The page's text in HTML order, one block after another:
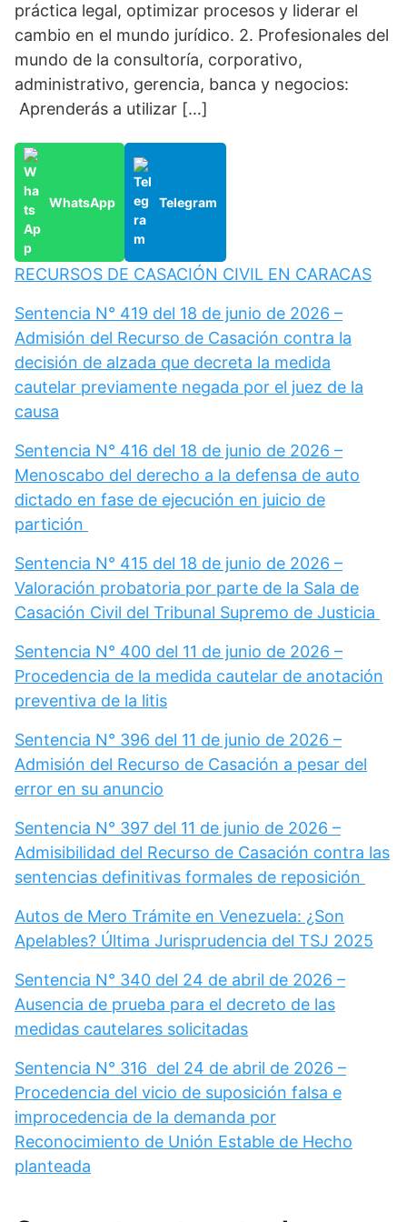
práctica legal, optimizar procesos y liderar el
cambio en el mundo jurídico. 2. Profesionales del
mundo de la consultoría, corporativo,
administrativo, gerencia, banca y negocios:
Aprenderás a utilizar […]
WhatsApp Telegram
RECURSOS DE CASACIÓN CIVIL EN CARACAS
Sentencia N° 419 del 18 de junio de 2026 –
Admisión del Recurso de Casación contra la
decisión de alzada que decreta la medida
cautelar previamente negada por el juez de la
causa
Sentencia N° 416 del 18 de junio de 2026 –
Menoscabo del derecho a la defensa de auto
dictado en fase de ejecución en juicio de
partición
Sentencia N° 415 del 18 de junio de 2026 –
Valoración probatoria por parte de la Sala de
Casación Civil del Tribunal Supremo de Justicia
Sentencia N° 400 del 11 de junio de 2026 –
Procedencia de la medida cautelar de anotación
preventiva de la litis
Sentencia N° 396 del 11 de junio de 2026 –
Admisión del Recurso de Casación a pesar del
error en su anuncio
Sentencia N° 397 del 11 de junio de 2026 –
Admisibilidad del Recurso de Casación contra las
sentencias definitivas formales de reposición
Autos de Mero Trámite en Venezuela: ¿Son
Apelables? Última Jurisprudencia del TSJ 2025
Sentencia N° 340 del 24 de abril de 2026 –
Ausencia de prueba para el decreto de las
medidas cautelares solicitadas
Sentencia N° 316 del 24 de abril de 2026 –
Procedencia del vicio de suposición falsa e
improcedencia de la demanda por
Reconocimiento de Unión Estable de Hecho
planteada